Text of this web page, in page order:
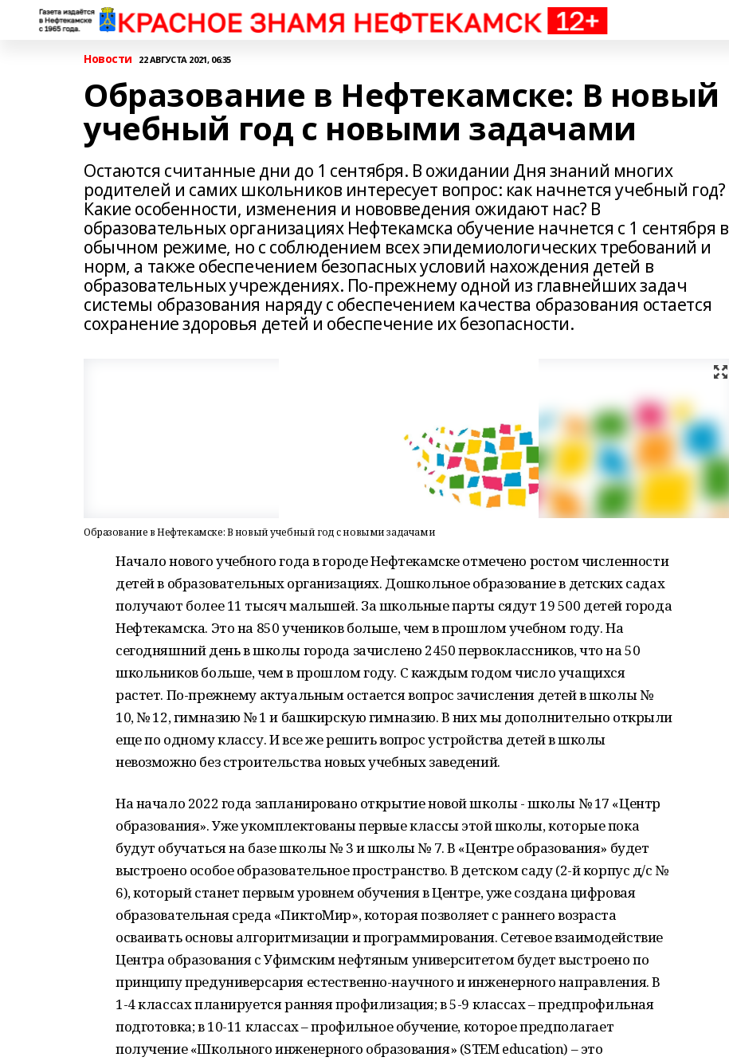
Новости 22 АВГУСТА 2021, 06:35
Образование в Нефтекамске: В новый
учебный год с новыми задачами
Остаются считанные дни до 1 сентября. В ожидании Дня знаний многих
родителей и самих школьников интересует вопрос: как начнется учебный год?
Какие особенности, изменения и нововведения ожидают нас? В
образовательных организациях Нефтекамска обучение начнется с 1 сентября в
обычном режиме, но с соблюдением всех эпидемиологических требований и
норм, а также обеспечением безопасных условий нахождения детей в
образовательных учреждениях. По-прежнему одной из главнейших задач
системы образования наряду с обеспечением качества образования остается
сохранение здоровья детей и обеспечение их безопасности.
Образование в Нефтекамске: В новый учебный год с новыми задачами
Начало нового учебного года в городе Нефтекамске отмечено ростом численности
детей в образовательных организациях. Дошкольное образование в детских садах
получают более 11 тысяч малышей. За школьные парты сядут 19 500 детей города
Нефтекамска. Это на 850 учеников больше, чем в прошлом учебном году. На
сегодняшний день в школы города зачислено 2450 первоклассников, что на 50
школьников больше, чем в прошлом году. С каждым годом число учащихся
растет. По-прежнему актуальным остается вопрос зачисления детей в школы №
10, № 12, гимназию № 1 и башкирскую гимназию. В них мы дополнительно открыли
еще по одному классу. И все же решить вопрос устройства детей в школы
невозможно без строительства новых учебных заведений.
На начало 2022 года запланировано открытие новой школы - школы № 17 «Центр
образования». Уже укомплектованы первые классы этой школы, которые пока
будут обучаться на базе школы № 3 и школы № 7. В «Центре образования» будет
выстроено особое образовательное пространство. В детском саду (2-й корпус д/с №
6), который станет первым уровнем обучения в Центре, уже создана цифровая
образовательная среда «ПиктоМир», которая позволяет с раннего возраста
осваивать основы алгоритмизации и программирования. Сетевое взаимодействие
Центра образования с Уфимским нефтяным университетом будет выстроено по
принципу предуниверсария естественно-научного и инженерного направления. В
1-4 классах планируется ранняя профилизация; в 5-9 классах – предпрофильная
подготовка; в 10-11 классах – профильное обучение, которое предполагает
получение «Школьного инженерного образования» (STEM education) – это